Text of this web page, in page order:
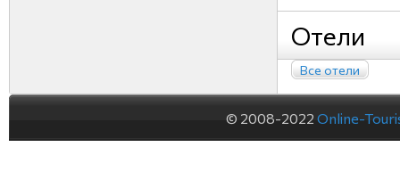
Отели
Все отели
© 2008-2022 Online-